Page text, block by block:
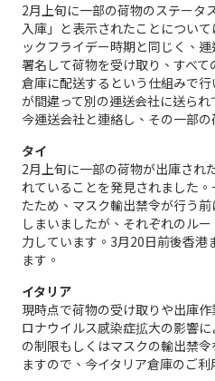
2月上旬に一部の荷物のステータ
入庫」と表示されたことについ
ックフライデー時期と同じく、
署名して荷物を受け取り、すべ
倉庫に配送するという仕組みで
が間違って別の運送会社に送ら
今運送会社と連絡し、その一部の
タイ
2月上旬に一部の荷物が出庫され
れていることを発見されました
たため、マスク輸出禁令が行う
しまいましたが、それぞれのル
力しています。3月20日前後香港
ます。
イタリア
現時点で荷物の受け取りや出庫
ロナウイルス感染症拡大の影響
の制限もしくはマスクの輸出禁
ますので、今イタリア倉庫のご利